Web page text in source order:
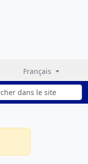
Français